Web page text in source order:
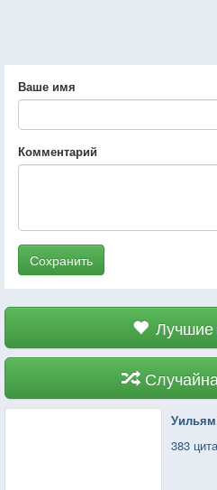
Ваше имя
Комментарий
Сохранить
Лучшие
383